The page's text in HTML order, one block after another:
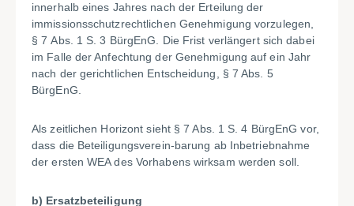
innerhalb eines Jahres nach der Erteilung der
immissionsschutzrechtlichen Genehmigung vorzulegen,
§ 7 Abs. 1 S. 3 BürgEnG. Die Frist verlängert sich dabei
im Falle der Anfechtung der Genehmigung auf ein Jahr
nach der gerichtlichen Entscheidung, § 7 Abs. 5
BürgEnG.
Als zeitlichen Horizont sieht § 7 Abs. 1 S. 4 BürgEnG vor,
dass die Beteiligungsverein-barung ab Inbetriebnahme
der ersten WEA des Vorhabens wirksam werden soll.
b) Ersatzbeteiligung